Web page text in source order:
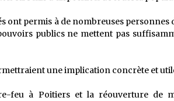
ont permis à de nombreuses personnes
publics ne mettent pas
une implication concrète et
feu à Poitiers et la réouverture de